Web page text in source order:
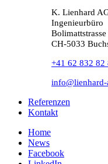
K. Lienhard
Ingenieurbüro
Bolimattstrasse
CH-5033
+41 62 832 82
info@lienhard-
Referenzen
Kontakt
Home
News
Facebook